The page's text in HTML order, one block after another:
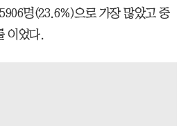
명(23.6%)으로 가장 많았고 중
이었다.